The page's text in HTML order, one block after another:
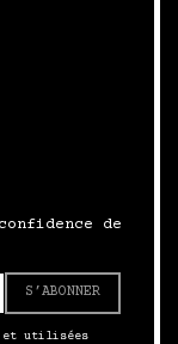
de
S’ABONNER
et utilisées